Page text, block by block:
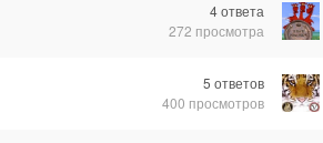
4ответа
272 просмотра
5 ответов
400 просмотров